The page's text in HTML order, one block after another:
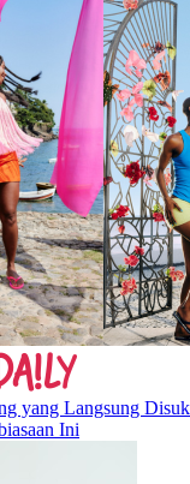
yang Langsung
Ini